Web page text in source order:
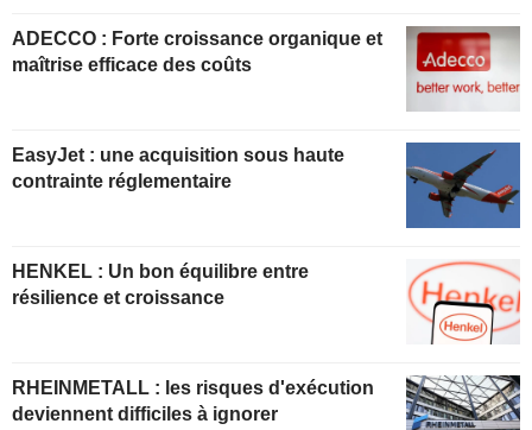
ADECCO : Forte croissance organique et
maîtrise efficace des coûts
EasyJet : une acquisition sous haute
contrainte réglementaire
HENKEL : Un bon équilibre entre
résilience et croissance
RHEINMETALL : les risques d'exécution
deviennent difficiles à ignorer